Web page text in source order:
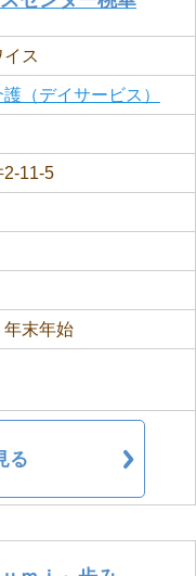
イス
（デイサービス）
2-11-5
年末年始
る